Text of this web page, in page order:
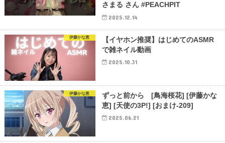
さまる さん #PEACHPIT
2025.12.14
伊藤かな恵
【イヤホン推奨】はじめてのASMR
で雑ネイル動画
2025.10.31
伊藤かな恵
ずっと前から [鳥海桜花] [伊藤かな
恵] [天使の3P!] [おまけ-209]
2025.06.21